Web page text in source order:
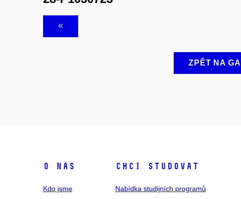
ZPĚT NA
O NÁS
Kdo jsme
CHCI STUDOVAT
Nabídka studijních programů